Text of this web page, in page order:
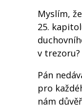
Myslím,
25.
v trezoru?
Pán
pro
nám